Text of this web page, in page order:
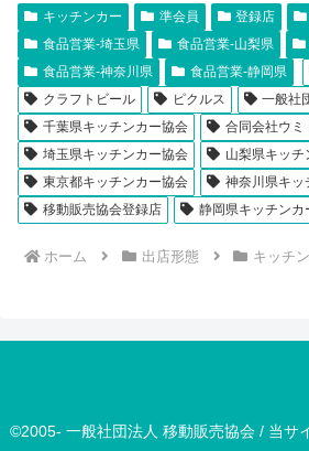
キッチンカー 準会員 登録店
食品営業-埼玉県
食品営業-山梨県
食品営業-神奈川県
食品営業-静岡県
クラフトビール
ピクルス
一般社
千葉県キッチンカー協会
合同会社ウミ
埼玉県キッチンカー協会
山梨県キッチ
東京都キッチンカー協会
神奈川県キッ
移動販売協会登録店
静岡県キッチンカ
ホーム 出店形態 キッチ
©2005- 一般社団法人 移動販売協会 / 当サ